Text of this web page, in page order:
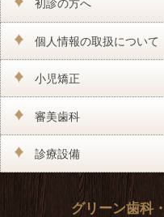
初診の方へ
個人情報の取扱について
小児矯正
審美歯科
診療設備
グリーン歯科